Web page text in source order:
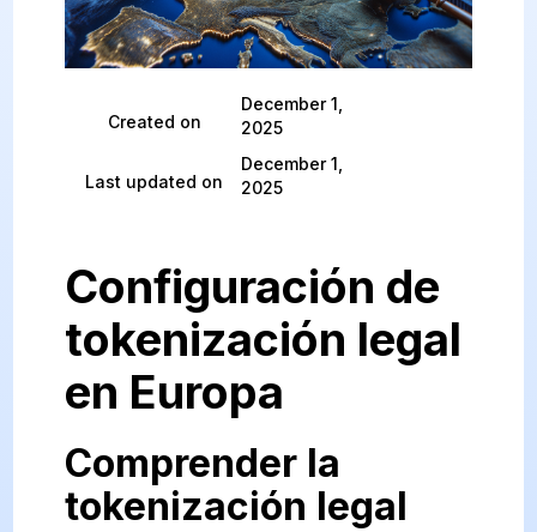
Created on
December 1,
2025
Last updated on
December 1,
2025
Configuración de
tokenización legal
en Europa
Comprender la
tokenización legal